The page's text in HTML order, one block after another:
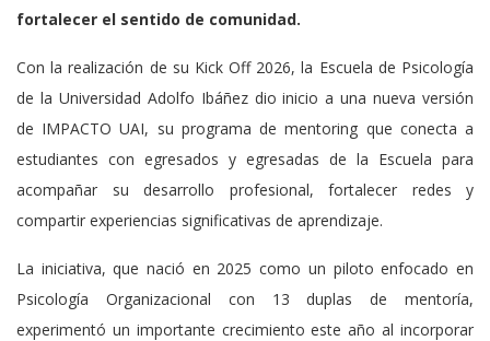
fortalecer el sentido de comunidad.
Con la realización de su Kick Off 2026, la Escuela de Psicología
de la Universidad Adolfo Ibáñez dio inicio a una nueva versión
de IMPACTO UAI, su programa de mentoring que conecta a
estudiantes con egresados y egresadas de la Escuela para
acompañar su desarrollo profesional, fortalecer redes y
compartir experiencias significativas de aprendizaje.
La iniciativa, que nació en 2025 como un piloto enfocado en
Psicología Organizacional con 13 duplas de mentoría,
experimentó un importante crecimiento este año al incorporar